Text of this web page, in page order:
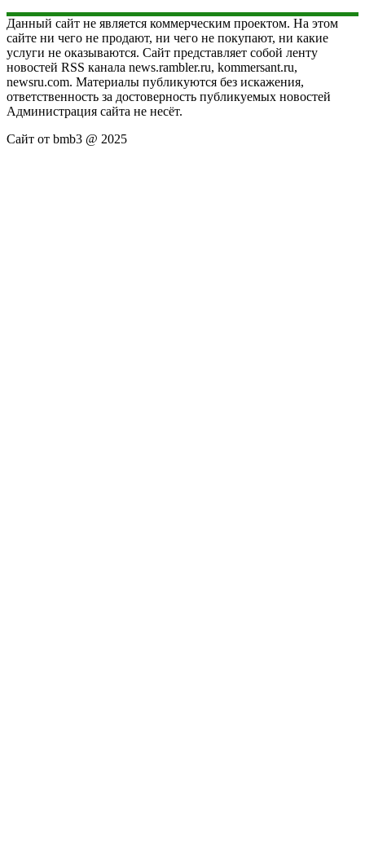
Данный сайт не является коммерческим проектом. На этом
сайте ни чего не продают, ни чего не покупают, ни какие
услуги не оказываются. Сайт представляет собой ленту
новостей RSS канала news.rambler.ru, kommersant.ru,
newsru.com. Материалы публикуются без искажения,
ответственность за достоверность публикуемых новостей
Администрация сайта не несёт.
Сайт от bmb3 @ 2025